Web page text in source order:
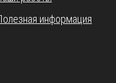
информация